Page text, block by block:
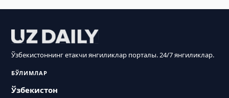
Ўзбекистоннинг етакчи янгиликлар порталы. 24/7 янгиликлар.
БЎЛИМЛАР
Ўзбекистон